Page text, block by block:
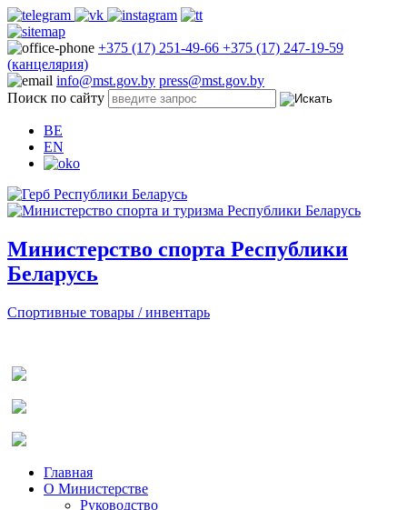
+375 (17) 251-49-66 +375 (17) 247-19-59
(канцелярия)
info@mst.gov.by press@mst.gov.by
Поиск по сайту
BE
EN
Министерство спорта Республики
Беларусь
Спортивные товары / инвентарь
Главная
О Министерстве
Руководство